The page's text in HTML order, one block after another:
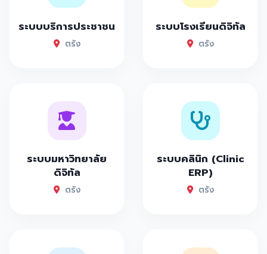
ระบบบริการประชาชน
ตรัง
ระบบโรงเรียนดิจิทัล
ตรัง
ระบบมหาวิทยาลัย
ดิจิทัล
ตรัง
ระบบคลินิก (Clinic
ERP)
ตรัง